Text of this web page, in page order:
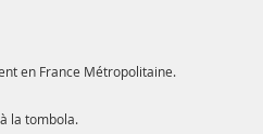
en France Métropolitaine.
la tombola.